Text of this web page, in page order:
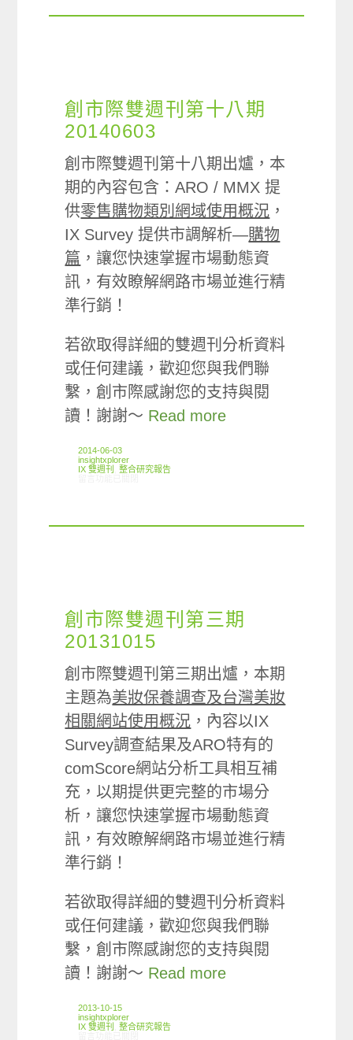
創市際雙週刊第十八期
20140603
創市際雙週刊第十八期出爐，本
期的內容包含：ARO / MMX 提
供零售購物類別網域使用概況 ，
IX Survey 提供市調解析—購物
篇 ，讓您快速掌握市場動態資
訊，有效瞭解網路市場並進行精
準行銷！
若欲取得詳細的雙週刊分析資料
或任何建議，歡迎您與我們聯
繫，創市際感謝您的支持與閱
讀！謝謝～ Read more
2014-06-03
insightxplorer
IX 雙週刊
,整合研究報告
創市際雙週刊第三期
20131015
創市際雙週刊第三期出爐，本期
主題為美妝保養調查及台灣美妝
相關網站使用概況 ，內容以IX
Survey調查結果及ARO特有的
comScore網站分析工具相互補
充，以期提供更完整的市場分
析，讓您快速掌握市場動態資
訊，有效瞭解網路市場並進行精
準行銷！
若欲取得詳細的雙週刊分析資料
或任何建議，歡迎您與我們聯
繫，創市際感謝您的支持與閱
讀！謝謝～ Read more
2013-10-15
insightxplorer
IX 雙週刊
,整合研究報告